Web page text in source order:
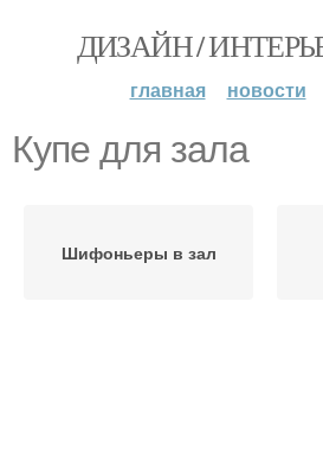
ДИЗАЙН /
главная новости
Купе для зала
Шифоньеры в зал